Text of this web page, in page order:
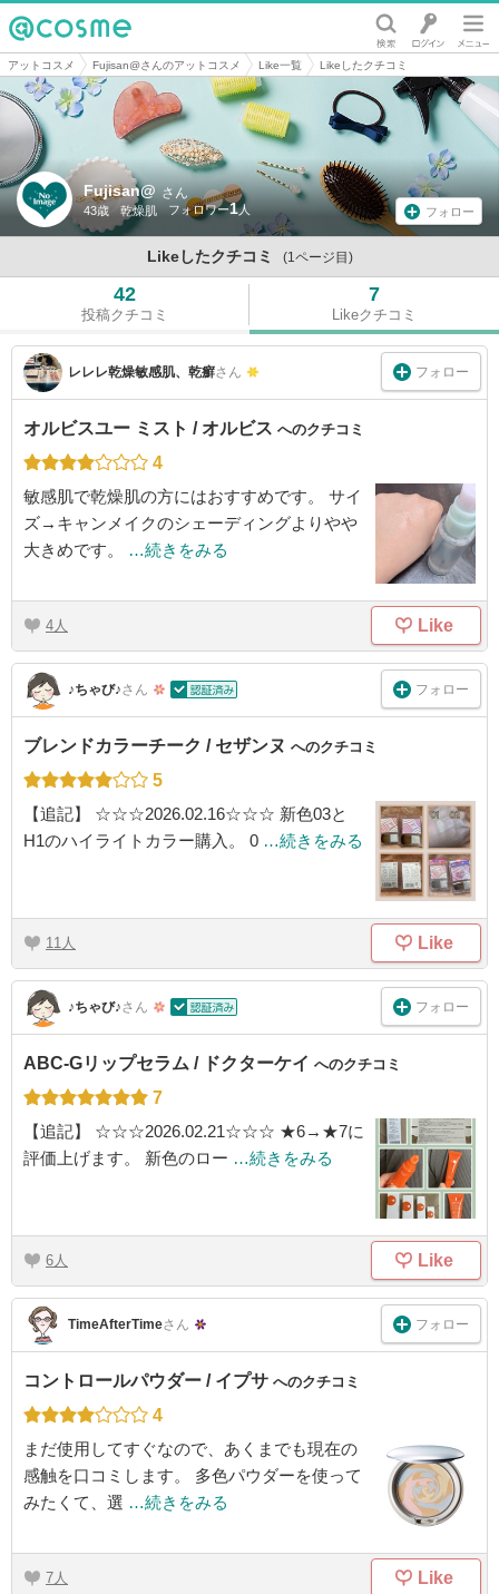
@cosme
アットコスメ Fujisan@さんのアットコスメ Like一覧 Likeしたクチコミ
Fujisan@ さん
43歳 乾燥肌 1 フォロー
Likeしたクチコミ (1ページ目)
42
投稿クチコミ
7
Likeクチコミ
レレレ乾燥敏感肌、乾癬さん フォロー
オルビスユー ミスト / オルビス へのクチコミ
4
敏感肌で乾燥肌の方にはおすすめです。 サイ
ズ→キャンメイクのシェーディングよりやや
大きめです。
…続きをみる
4 Like
♪ちゃび♪さん フォロー
ブレンドカラーチーク / セザンヌ へのクチコミ
5
【追記】 ☆☆☆2026.02.16☆☆☆ 新色03と
H1のハイライトカラー購入。 0 …続きをみる
11 Like
♪ちゃび♪さん フォロー
ABC-Gリップセラム / ドクターケイ へのクチコミ
7
【追記】 ☆☆☆2026.02.21☆☆☆ ★6→★7に
評価上げます。 新色のロー …続きをみる
6 Like
TimeAfterTimeさん フォロー
コントロールパウダー / イプサ へのクチコミ
4
まだ使用してすぐなので、あくまでも現在の
感触を口コミします。 多色パウダーを使って
みたくて、選 …続きをみる
7 Like